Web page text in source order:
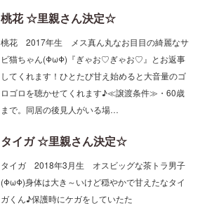
桃花 2017年生 メス真ん丸なお目目の綺麗なサ
ビ猫ちゃん(ΦωΦ)『ぎゃお♡ぎゃお♡』とお返事
してくれます！ひとたび甘え始めると大音量のゴ
ロゴロを聴かせてくれます♪≪譲渡条件≫・60歳
まで。同居の後見人がいる場…
タイガ 2018年3月生 オスビッグな茶トラ男子
(ΦωΦ)身体は大き～いけど穏やかで甘えたなタイ
ガくん♪保護時にケガをしていたた
め、 左前足を切断して